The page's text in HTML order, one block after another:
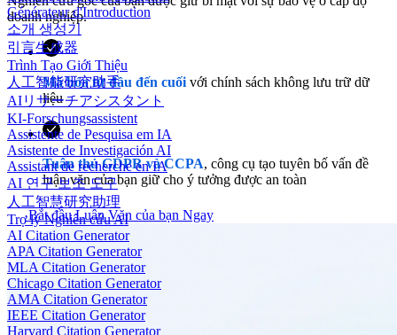
Générateur d'Introduction
소개 생성기
引言生成器
Trình Tạo Giới Thiệu
人工智能研究助手
AIリサーチアシスタント
KI-Forschungsassistent
Assistente de Pesquisa em IA
Asistente de Investigación AI
Assistant de recherche en IA
AI 연구 보조 도구
人工智慧研究助理
Trợ lý Nghiên cứu AI
AI Citation Generator
APA Citation Generator
MLA Citation Generator
Chicago Citation Generator
AMA Citation Generator
IEEE Citation Generator
Harvard Citation Generator
doanh nghiệp.
Mã hóa từ đầu đến cuối với chính sách không lưu trữ dữ
liệu
Tuân thủ GDPR và CCPA, công cụ tạo tuyên bố vấn đề
luận văn của bạn giữ cho ý tưởng được an toàn
Bắt đầu Luận Văn của bạn Ngay